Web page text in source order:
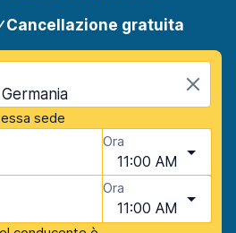
Cancellazione gratuita
sede
Ora
11:00 AM
Ora
11:00 AM